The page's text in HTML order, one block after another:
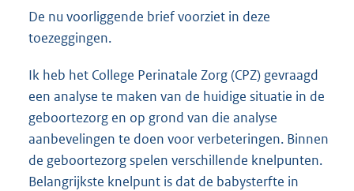
De nu voorliggende brief voorziet in deze
toezeggingen.
Ik heb het College Perinatale Zorg (CPZ) gevraagd
een analyse te maken van de huidige situatie in de
geboortezorg en op grond van die analyse
aanbevelingen te doen voor verbeteringen. Binnen
de geboortezorg spelen verschillende knelpunten.
Belangrijkste knelpunt is dat de babysterfte in